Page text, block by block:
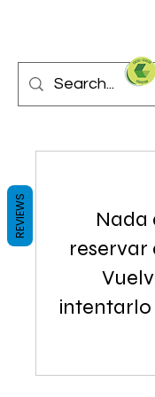
Nada
reservar
REVIEWS